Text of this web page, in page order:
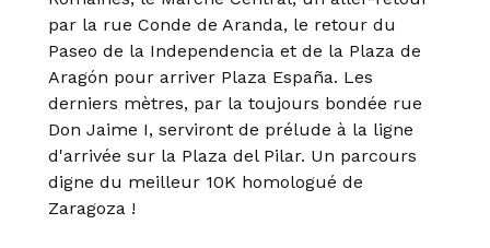
par la rue Conde de Aranda, le retour du
Paseo de la Independencia et de la Plaza de
Aragón pour arriver Plaza España. Les
derniers mètres, par la toujours bondée rue
Don Jaime I, serviront de prélude à la ligne
d'arrivée sur la Plaza del Pilar. Un parcours
digne du meilleur 10K homologué de
Zaragoza !